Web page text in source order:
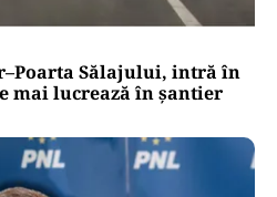
Sălajului, intră în
mai lucrează în șantier